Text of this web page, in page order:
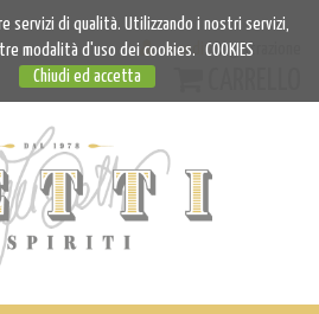
Accedi Registrazione
servizi di qualità. Utilizzando i nostri servizi,
modalità d'uso dei cookies. COOKIES
Chiudi ed accetta